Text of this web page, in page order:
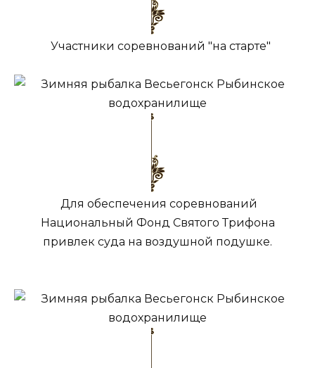
Участники соревнований "на старте"
Для обеспечения соревнований
Национальный Фонд Святого Трифона
привлек суда на воздушной подушке.